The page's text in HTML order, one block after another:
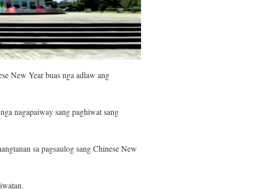
New Year buas nga adlaw ang
nagapaiway sang paghiwat sang
sa pagsaulog sang Chinese New